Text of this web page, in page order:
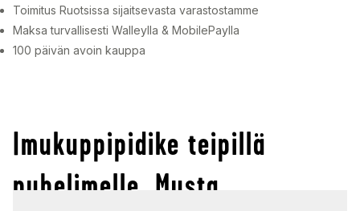
Toimitus Ruotsissa sijaitsevasta varastostamme
Maksa turvallisesti Walleylla & MobilePaylla
100 päivän avoin kauppa
Imukuppipidike teipillä
puhelimelle, Musta